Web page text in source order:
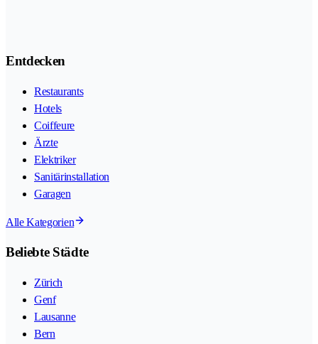
Entdecken
Restaurants
Hotels
Coiffeure
Ärzte
Elektriker
Sanitärinstallation
Garagen
Alle Kategorien
Beliebte Städte
Zürich
Genf
Lausanne
Bern